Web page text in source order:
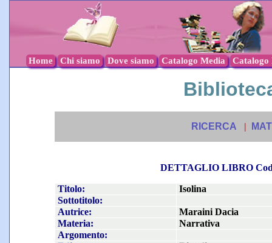
Home Chi siamo Dove siamo Catalogo Media Catalogo
RICERCA |
DETTAGLIO LIBRO
Titolo:
Isolina
Sottotitolo:
Autrice:
Maraini Dacia
Materia:
Narrativa
Argomento: